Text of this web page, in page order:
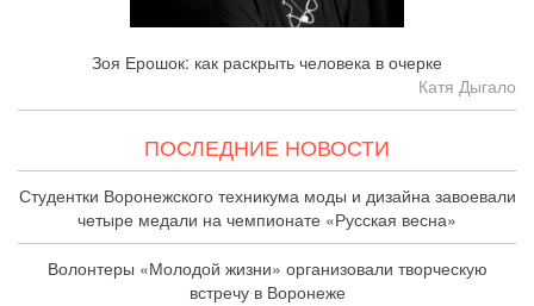
Зоя Ерошок: как раскрыть человека в очерке
Катя Дыгало
ПОСЛЕДНИЕ НОВОСТИ
Студентки Воронежского техникума моды и дизайна завоевали
четыре медали на чемпионате «Русская весна»
Волонтеры «Молодой жизни» организовали творческую
встречу в Воронеже